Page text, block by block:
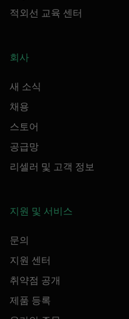
적외선 교육 센터
회사
새 소식
채용
스토어
공급망
리셀러 및 고객 정보
지원 및 서비스
문의
지원 센터
취약점 공개
제품 등록